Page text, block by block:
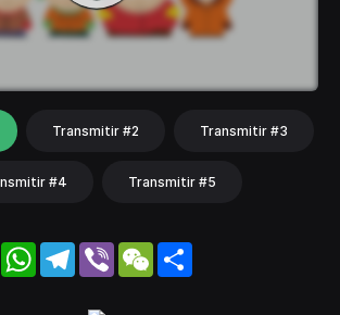
Transmitir #2 Transmitir #3
#4 Transmitir #5
WhatsApp
Telegram
Viber WeChat